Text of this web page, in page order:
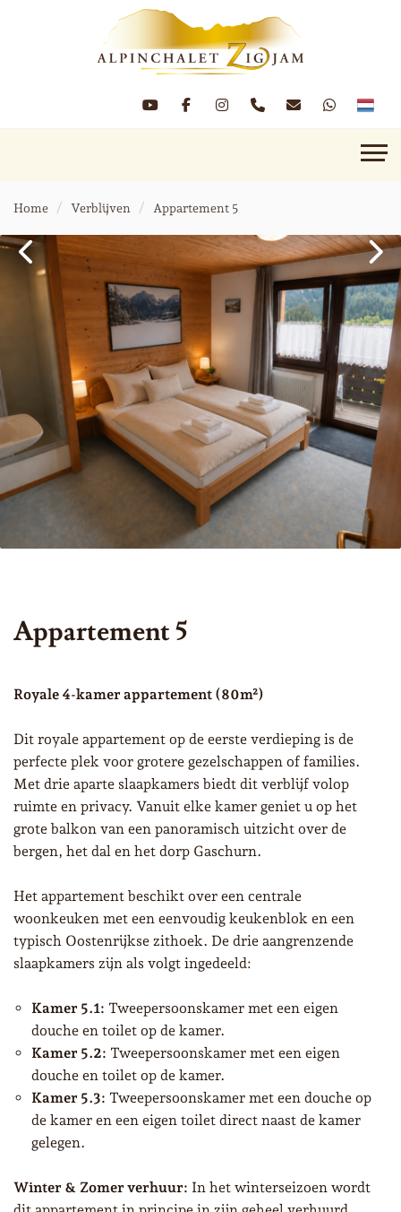
Home Verblijven Appartement 5
Appartement 5
Royale 4-kamer appartement (80m²)
Dit royale appartement op de eerste verdieping is de
perfecte plek voor grotere gezelschappen of families.
Met drie aparte slaapkamers biedt dit verblijf volop
ruimte en privacy. Vanuit elke kamer geniet u op het
grote balkon van een panoramisch uitzicht over de
bergen, het dal en het dorp Gaschurn.
Het appartement beschikt over een centrale
woonkeuken met een eenvoudig keukenblok en een
typisch Oostenrijkse zithoek. De drie aangrenzende
slaapkamers zijn als volgt ingedeeld:
Kamer 5.1: Tweepersoonskamer met een eigen
douche en toilet op de kamer.
Kamer 5.2: Tweepersoonskamer met een eigen
douche en toilet op de kamer.
Kamer 5.3: Tweepersoonskamer met een douche op
de kamer en een eigen toilet direct naast de kamer
gelegen.
Winter & Zomer verhuur: In het winterseizoen wordt